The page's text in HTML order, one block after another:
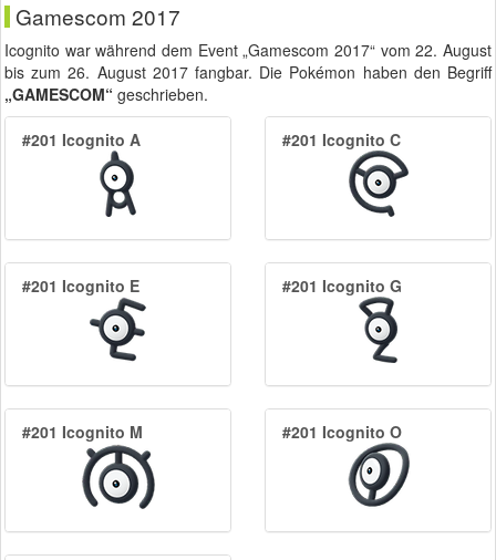
Gamescom 2017
Icognito war während dem Event „Gamescom 2017“ vom22. August
bis zum26. August 2017fangbar. Die Pokémon haben den Begriff
„GAMESCOM“ geschrieben.
#201 Icognito A #201 Icognito C
#201 Icognito E #201 Icognito G
#201 Icognito M #201 Icognito O